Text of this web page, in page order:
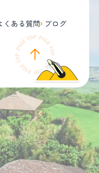
くある質問 ブログ